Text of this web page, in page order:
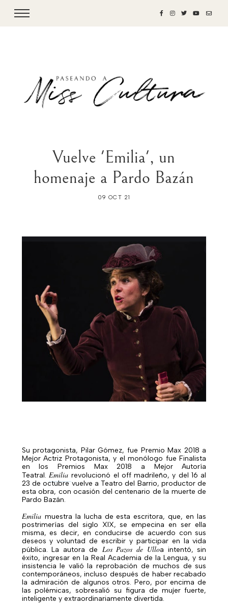
Vuelve 'Emilia', un
homenaje a Pardo Bazán
09 OCT 21
Su protagonista, Pilar Gómez, fue Premio Max 2018 a
Mejor Actriz Protagonista, y el monólogo fue Finalista
en los Premios Max 2018 a Mejor Autoría
Teatral. Emiliarevolucionó el off madrileño, y del 16 al
23 de octubre vuelve a Teatro del Barrio, productor de
esta obra, con ocasión del centenario de la muerte de
Pardo Bazán.
Emilia muestra la lucha de esta escritora, que, en las
postrimerías del siglo XIX, se empecina en ser ella
misma, es decir, en conducirse de acuerdo con sus
deseos y voluntad de escribir y participar en la vida
pública. La autora de Los Pazos de Ulloa intentó, sin
éxito, ingresar en la Real Academia de la Lengua, y su
insistencia le valió la reprobación de muchos de sus
contemporáneos, incluso después de haber recabado
la admiración de algunos otros. Pero, por encima de
las polémicas, sobresalió su figura de mujer fuerte,
inteligente y extraordinariamente divertida.